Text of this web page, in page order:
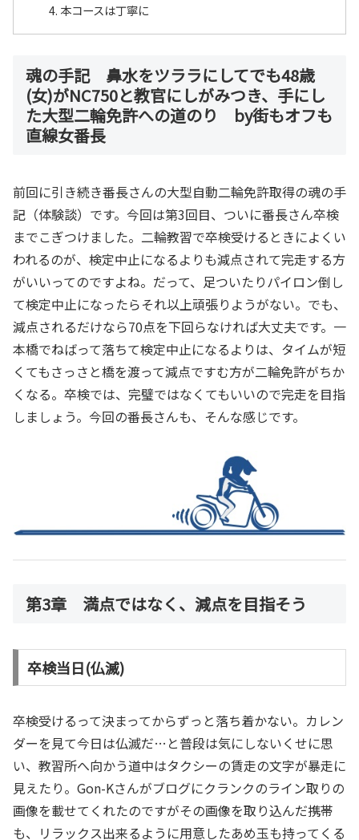
本コースは丁寧に
魂の手記 鼻水をツララにしてでも48歳
(女)がNC750と教官にしがみつき、手にし
た大型二輪免許への道のり by街もオフも
直線女番長
前回に引き続き番長さんの大型自動二輪免許取得の魂の手
記（体験談）です。今回は第3回目、ついに番長さん卒検
までこぎつけました。二輪教習で卒検受けるときによくい
われるのが、検定中止になるよりも減点されて完走する方
がいいってのですよね。だって、足ついたりパイロン倒し
て検定中止になったらそれ以上頑張りようがない。でも、
減点されるだけなら70点を下回らなければ大丈夫です。一
本橋でねばって落ちて検定中止になるよりは、タイムが短
くてもさっさと橋を渡って減点ですむ方が二輪免許がちか
くなる。卒検では、完璧ではなくてもいいので完走を目指
しましょう。今回の番長さんも、そんな感じです。
第3章 満点ではなく、減点を目指そう
卒検当日(仏滅)
卒検受けるって決まってからずっと落ち着かない。カレン
ダーを見て今日は仏滅だ…と普段は気にしないくせに思
い、教習所へ向かう道中はタクシーの賃走の文字が暴走に
見えたり。Gon-Kさんがブログにクランクのライン取りの
画像を載せてくれたのですがその画像を取り込んだ携帯
も、リラックス出来るように用意したあめ玉も持ってくる